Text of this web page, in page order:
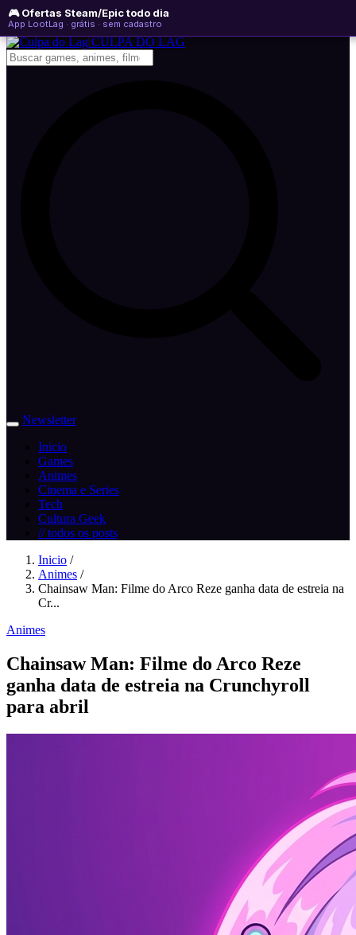
🎮 Ofertas Steam/Epic todo dia
App LootLag · grátis · sem cadastro
sábado, 08 de agosto de 2026 WhatsApp
Newsletter
CULPA DO LAG
Newsletter
Inicio
Games
Animes
Cinema e Series
Tech
Cultura Geek
// todos os posts
Inicio /
Animes /
Chainsaw Man: Filme do Arco Reze ganha data de estreia na
Cr...
Animes
Chainsaw Man: Filme do Arco Reze
ganha data de estreia na Crunchyroll
para abril